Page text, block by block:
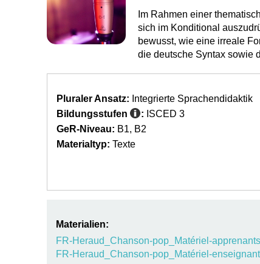
Im Rahmen einer
sich im Konditional
bewusst, wie eine irreale
die deutsche Syntax sowie
Pluraler Ansatz: Integrierte Sprachendidaktik
Bildungsstufen
: ISCED 3
GeR-Niveau: B1
B2
Materialtyp: Texte
Materialien:
FR-Heraud_Chanson-pop_Matériel-
FR-Heraud_Chanson-pop_Matériel-